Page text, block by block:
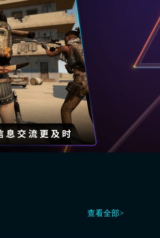
查看全部>